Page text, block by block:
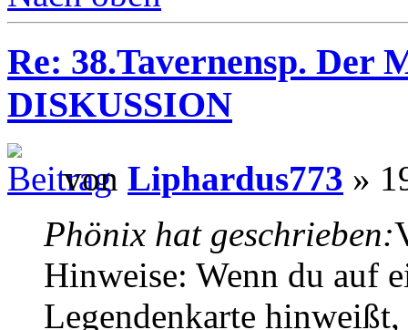
Re: 38.Tavernensp. Der
DISKUSSION
von Liphardus773 »
Phönix hat geschrieben:
Hinweise: Wenn du auf
Legendenkarte